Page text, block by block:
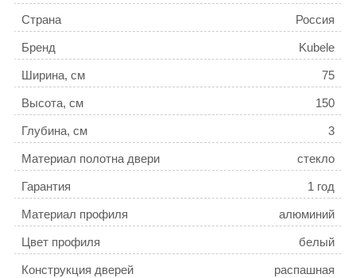
75х150
Страна
Россия
Бренд Kubele
Ширина, см 75
Высота, см 150
Глубина, см 3
Материал полотна двери стекло
Гарантия 1 год
Материал профиля алюминий
Цвет профиля белый
Конструкция дверей распашная